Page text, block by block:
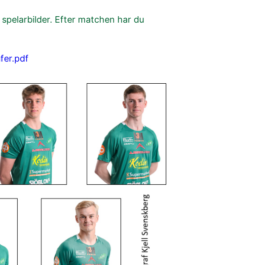
Efter matchen har du